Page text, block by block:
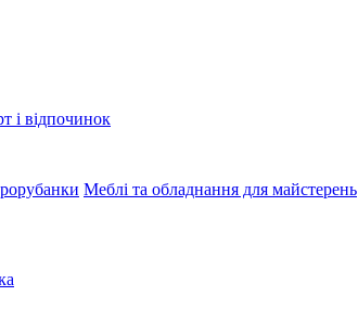
і відпочинок
Меблі та обладнання для майстерень